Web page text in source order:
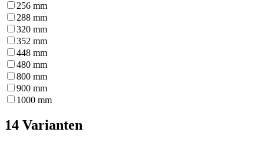
256 mm
288 mm
320 mm
352 mm
448 mm
480 mm
800 mm
900 mm
1000 mm
14 Varianten